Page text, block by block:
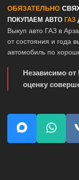
ОБЯЗАТЕЛЬНО
ПОКУПАЕМ АВТО ГАЗ
Выкуп авто ГАЗ в
от состояния и года
автомобиль по
Независимо
оценку